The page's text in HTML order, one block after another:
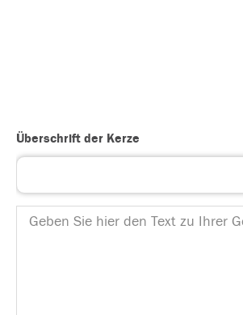
Überschrift der Kerze